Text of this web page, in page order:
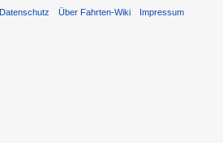
Datenschutz Über Fahrten-Wiki Impressum